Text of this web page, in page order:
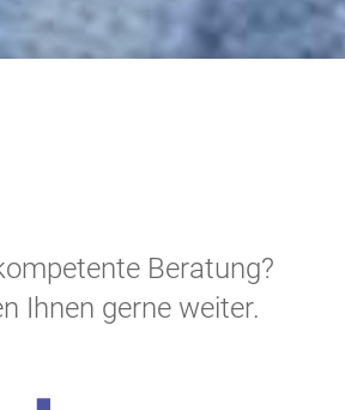
Beratung?
Ihnen gerne weiter.